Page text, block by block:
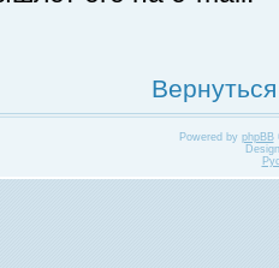
Powered by phpBB